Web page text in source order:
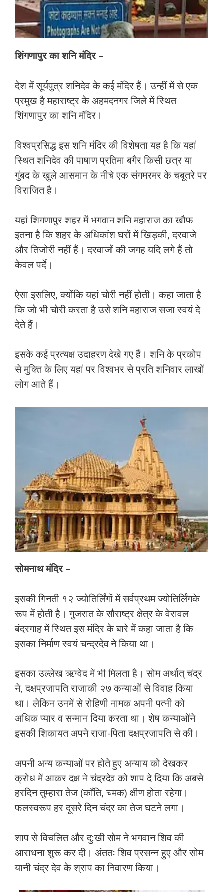
शिंगणापुर का शनि मंदिर –
देश में सूर्यपुत्र शनिदेव के कई मंदिर हैं। उन्हीं में से एक
प्रमुख है महाराष्ट्र के अहमदनगर जिले में स्थित
शिंगणापुर का शनि मंदिर।
विश्वप्रसिद्ध इस शनि मंदिर की विशेषता यह है कि यहां
स्थित शनिदेव की पाषाण प्रतिमा बगैर किसी छत्र या
गुंबद के खुले आसमान के नीचे एक संगमरमर के चबूतरे पर
विराजित है।
यहां शिगणापुर शहर में भगवान शनि महाराज का खौफ
इतना है कि शहर के अधिकांश घरों में खिड़की, दरवाजे
और तिजोरी नहीं हैं। दरवाजों की जगह यदि लगे हैं तो
केवल पर्दे।
ऐसा इसलिए, क्योंकि यहां चोरी नहीं होती। कहा जाता है
कि जो भी चोरी करता है उसे शनि महाराज सजा स्वयं दे
देते हैं।
इसके कई प्रत्यक्ष उदाहरण देखे गए हैं। शनि के प्रकोप
से मुक्ति के लिए यहां पर विश्वभर से प्रति शनिवार लाखों
लोग आते हैं।
सोमनाथ मंदिर –
इसकी गिनती १२ ज्योतिर्लिंगों में सर्वप्रथम ज्योतिर्लिंगके
रूप में होती है। गुजरात के सौराष्ट्र क्षेत्र के वेरावल
बंदरगाह में स्थित इस मंदिर के बारे में कहा जाता है कि
इसका निर्माण स्वयं चन्द्रदेव ने किया था।
इसका उल्लेख ऋग्वेद में भी मिलता है। सोम अर्थात् चंद्र
ने, दक्षप्रजापति राजाकी २७ कन्याओं से विवाह किया
था। लेकिन उनमें से रोहिणी नामक अपनी पत्नी को
अधिक प्यार व सन्मान दिया करता था। शेष कन्याओंने
इसकी शिकायत अपने राजा-पिता दक्षप्रजापति से की।
अपनी अन्य कन्याओं पर होते हुए अन्याय को देखकर
क्रोध में आकर दक्ष ने चंद्रदेव को शाप दे दिया कि अबसे
हरदिन तुम्हारा तेज (काँति, चमक) क्षीण होता रहेगा।
फलस्वरूप हर दूसरे दिन चंद्र का तेज घटने लगा।
शाप से विचलित और दु:खी सोम ने भगवान शिव की
आराधना शुरू कर दी। अंततः शिव प्रसन्न हुए और सोम
यानी चंद्र देव के श्राप का निवारण किया।